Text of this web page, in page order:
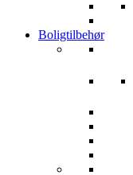
Boligtilbehør